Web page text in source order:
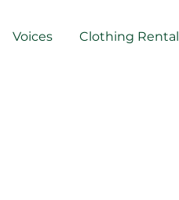
Voices Clothing Rental